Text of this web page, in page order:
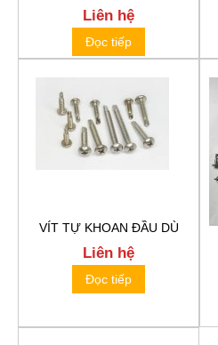
Liên hệ
Đọc tiếp
VÍT TỰ KHOAN ĐẦU DÙ
Liên hệ
Đọc tiếp